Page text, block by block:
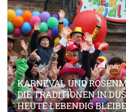
KARNEVAL UND
DIE TRADITIONEN IN
HEUTE LEBENDIG